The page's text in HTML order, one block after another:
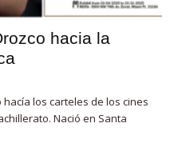
hacia la
hacía los carteles de los cines
Nació en Santa